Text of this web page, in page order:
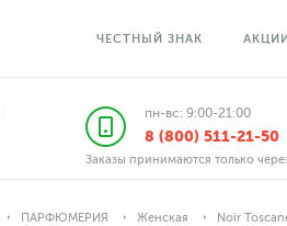
ЧЕСТНЫЙ ЗНАК
пн-вс: 9:00-21:00
8 (800) 511-21-50
Заказы принимаются только
ПАРФЮМЕРИЯ Женская Noir